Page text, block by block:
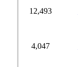
12,493
4,047